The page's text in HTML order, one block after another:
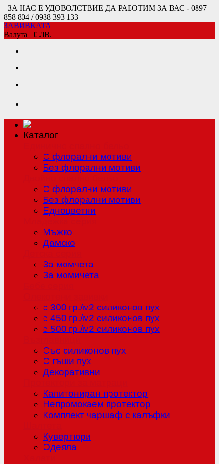
ЗА НАС Е УДОВОЛСТВИЕ ДА РАБОТИМ ЗА ВАС - 0897
858 804 / 0988 393 133
ЗАВИВКАТА
Валута € ЛВ.
Каталог
С флорални мотиви
Без флорални мотиви
С флорални мотиви
Без флорални мотиви
Едноцветни
Мъжко
Дамско
За момчета
За момичета
с 300 гр./м2 силиконов пух
с 450 гр./м2 силиконов пух
с 500 гр./м2 силиконов пух
Със силиконов пух
С гъши пух
Декоративни
Капитониран протектор
Непромокаем протектор
Комплект чаршаф с калъфки
Кувертюри
Одеяла